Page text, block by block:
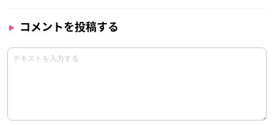
コメントを投稿する